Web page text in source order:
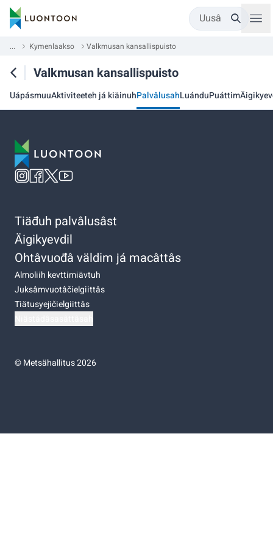
Uusâ
... Kymenlaakso Valkmusan kansallispuisto
Valkmusan kansallispuisto
UápásmuuAktiviteeteh já kiäinuhPalvâlusahLuánduPuáttim
Tiäđuh palvâlusâst
Äigikyevdil
Ohtâvuođâ väldim já macâttâs
Almoliih kevttimiävtuh
Juksâmvuotâčielgiittâs
Tiätusyejičielgiittâs
©Metsähallitus 2026